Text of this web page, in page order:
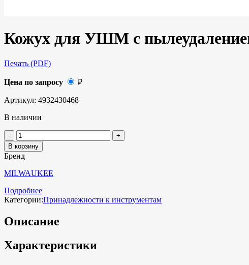
Кожух для УШМ с
Печать (PDF)
Цена по запросу ₽
Артикул: 4932430468
В наличии
В корзину
Бренд
MILWAUKEE
Подробнее
Категории:Принадлежности к инструментам
Описание
Характеристики